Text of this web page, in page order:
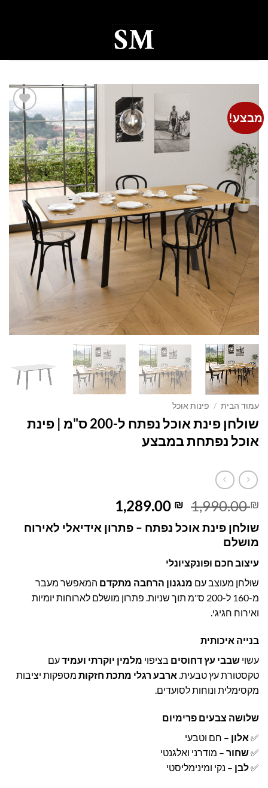
מבצע!
Add to
wishlist
עמוד הבית / פינות אוכל
שולחן פינת אוכל נפתח ל-200 ס"מ | פינת
אוכל נפתחת במבצע
1,990.00₪
המחיר
המקורי
היה:
1,289.00 ₪
הוא:
שולחן פינת אוכל נפתח – פתרון אידיאלי לאירוח
מושלם
עיצוב חכם ופונקציונלי
שולחן מעוצב עם מנגנון הרחבה מתקדם המאפשר מעבר
מ-160 ל-200 ס"מ תוך שניות. פתרון מושלם לארוחות יומיות
ואירוח חגיגי.
בנייה איכותית
עשוי שבבי עץ דחוסים בציפוי מלמין יוקרתי ועמידעם
טקסטורת עץ טבעית. ארבע רגלי מתכת חזקות מספקות יציבות
מקסימלית ונוחות לסועדים.
שלושה צבעים פרימיום
✅ אלון – חם וטבעי
✅שחור – מודרני ואלגנטי
✅לבן – נקי ומינימליסטי